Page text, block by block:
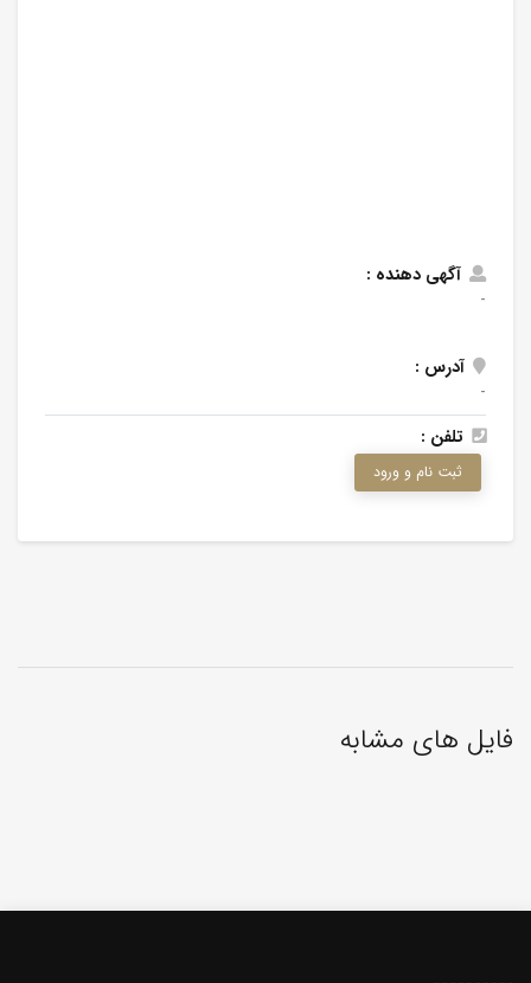
آگهی دهنده :
-
آدرس :
-
تلفن :
ثبت نام و ورود
فایل های مشابه